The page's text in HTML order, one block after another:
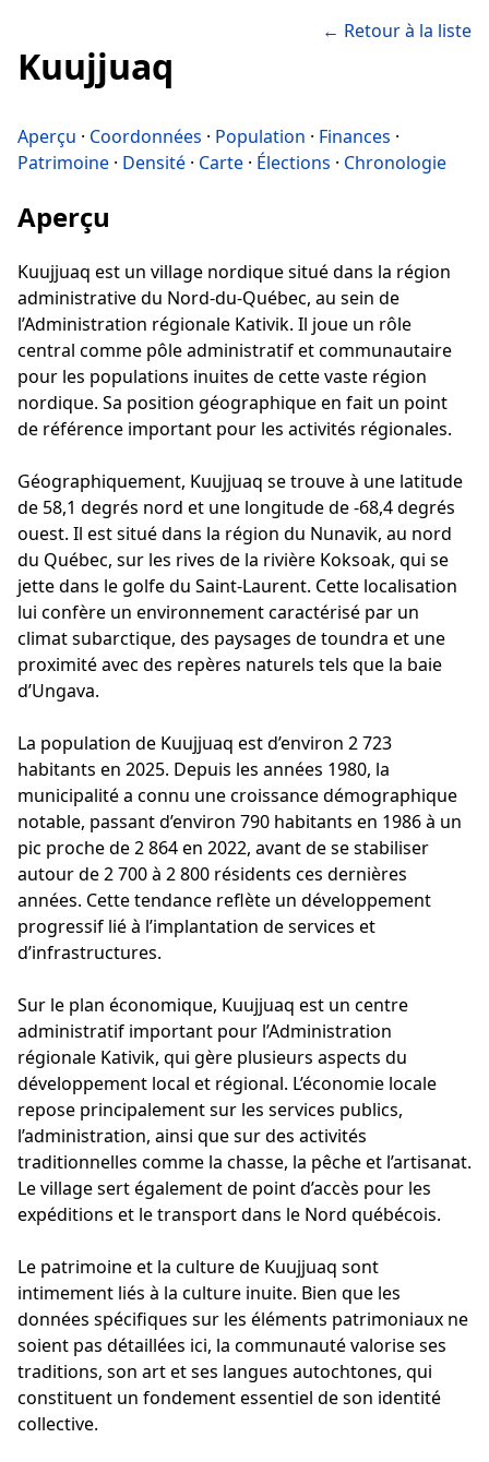
Kuujjuaq
← Retour à la liste
Aperçu · Coordonnées · Population · Finances ·
Patrimoine · Densité · Carte · Élections · Chronologie
Aperçu
Kuujjuaq est un village nordique situé dans la région
administrative du Nord-du-Québec, au sein de
l’Administration régionale Kativik. Il joue un rôle
central comme pôle administratif et communautaire
pour les populations inuites de cette vaste région
nordique. Sa position géographique en fait un point
de référence important pour les activités régionales.
Géographiquement, Kuujjuaq se trouve à une latitude
de 58,1 degrés nord et une longitude de -68,4 degrés
ouest. Il est situé dans la région du Nunavik, au nord
du Québec, sur les rives de la rivière Koksoak, qui se
jette dans le golfe du Saint-Laurent. Cette localisation
lui confère un environnement caractérisé par un
climat subarctique, des paysages de toundra et une
proximité avec des repères naturels tels que la baie
d’Ungava.
La population de Kuujjuaq est d’environ 2 723
habitants en 2025. Depuis les années 1980, la
municipalité a connu une croissance démographique
notable, passant d’environ 790 habitants en 1986 à un
pic proche de 2 864 en 2022, avant de se stabiliser
autour de 2 700 à 2 800 résidents ces dernières
années. Cette tendance reflète un développement
progressif lié à l’implantation de services et
d’infrastructures.
Sur le plan économique, Kuujjuaq est un centre
administratif important pour l’Administration
régionale Kativik, qui gère plusieurs aspects du
développement local et régional. L’économie locale
repose principalement sur les services publics,
l’administration, ainsi que sur des activités
traditionnelles comme la chasse, la pêche et l’artisanat.
Le village sert également de point d’accès pour les
expéditions et le transport dans le Nord québécois.
Le patrimoine et la culture de Kuujjuaq sont
intimement liés à la culture inuite. Bien que les
données spécifiques sur les éléments patrimoniaux ne
soient pas détaillées ici, la communauté valorise ses
traditions, son art et ses langues autochtones, qui
constituent un fondement essentiel de son identité
collective.